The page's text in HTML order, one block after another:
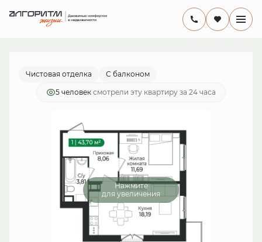
1-комнатная
8 477 800 руб.
от 24 666 руб./мес.
Чистовая отделка С балконом
5 человек смотрели эту квартиру за 24 часа
Нажмите
для увеличения